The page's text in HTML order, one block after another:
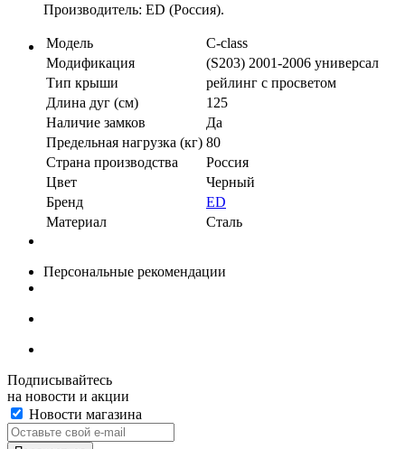
Производитель: ED (Россия).
Модель
C-class
Модификация
(S203) 2001-2006 универсал
Тип крыши
рейлинг с просветом
Длина дуг (см)
125
Наличие замков
Да
Предельная нагрузка (кг) 80
Страна производства
Россия
Цвет
Черный
Бренд
ED
Материал
Сталь
Персональные рекомендации
Подписывайтесь
на новости и акции
Новости магазина